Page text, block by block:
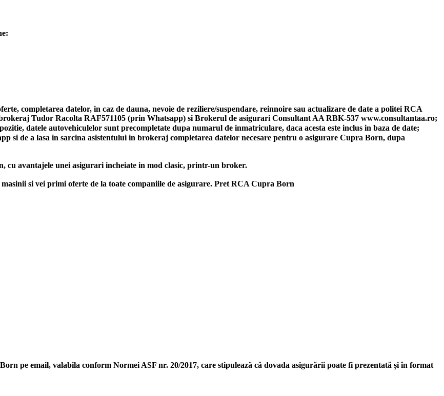
completarea datelor, in caz de dauna, nevoie de reziliere/suspendare, reinnoire sau actualizare de date a politei RCA
Tudor Racolta RAF571105 (prin Whatsapp) si Brokerul de asigurari Consultant AA RBK-537 www.consultantaa.ro;
datele autovehiculelor sunt precompletate dupa numarul de inmatriculare, daca acesta este inclus in baza de date;
si de a lasa in sarcina asistentului in brokeraj completarea datelor necesare pentru o asigurare Cupra Born, dupa
avantajele unei asigurari incheiate in mod clasic, printr-un broker.
si vei primi oferte de la toate companiile de asigurare. Pret RCA Cupra Born
pe email, valabila conform Normei ASF nr. 20/2017, care stipulează că dovada asigurării poate fi prezentată și în format